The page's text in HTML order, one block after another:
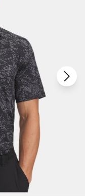
Kayıt Ol
var mı? Giriş yap
sipariş takibi.